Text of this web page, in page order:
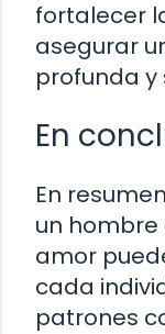
fortalecer
asegurar
profunda y
En
En
un
amor
cada
patrones